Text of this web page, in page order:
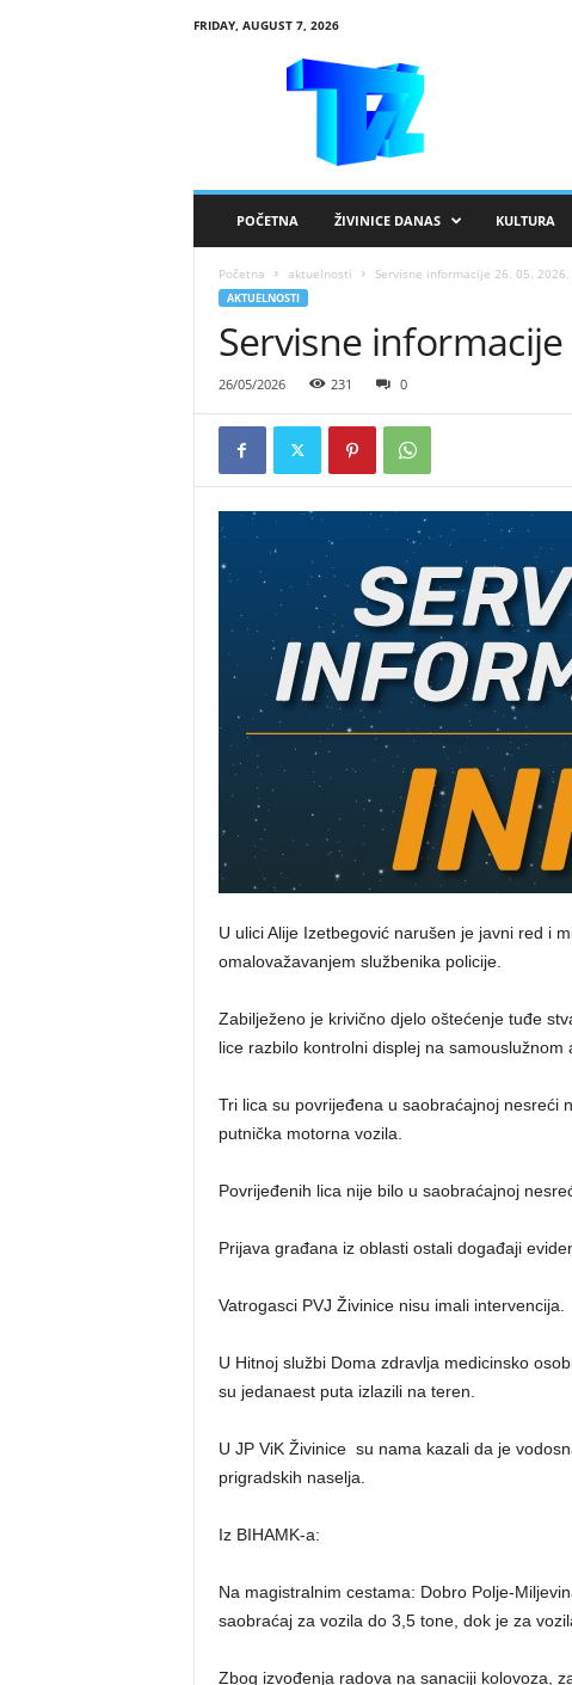
FRIDAY, AUGUST 7, 2026
POČETNA ŽIVINICE DANAS KULTURA
Početna aktuelnosti Servisne informacije 26. 05. 2026.
AKTUELNOSTI
Servisne informacije
26/05/2026 231 0
U ulici Alije Izetbegović narušen je javni red i
omalovažavanjem službenika policije.
Zabilježeno je krivično djelo oštećenje tuđe
lice razbilo kontrolni displej na samouslužnom
Tri lica su povrijeđena u saobraćajnoj nesreći
putnička motorna vozila.
Povrijeđenih lica nije bilo u saobraćajnoj
Prijava građana iz oblasti ostali događaji
Vatrogasci PVJ Živinice nisu imali intervencija.
U Hitnoj službi Doma zdravlja medicinsko
su jedanaest puta izlazili na teren.
U JP ViK Živinice su nama kazali da je
prigradskih naselja.
Iz BIHAMK-a:
Na magistralnim cestama: Dobro Polje-
saobraćaj za vozila do 3,5 tone, dok je za
Zbog izvođenja radova na sanaciji kolovoza,